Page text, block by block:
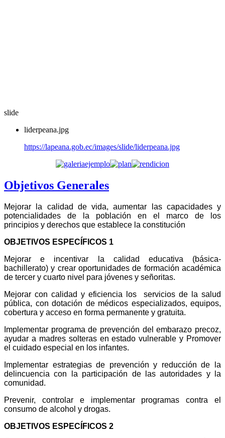
slide
liderpeana.jpg
https://lapeana.gob.ec/images/slide/liderpeana.jpg
Objetivos Generales
Mejorar la calidad de vida, aumentar las capacidades y
potencialidades de la población en el marco de los
principios y derechos que establece la constitución
OBJETIVOS ESPECÍFICOS 1
Mejorar e incentivar la calidad educativa (básica-
bachillerato) y crear oportunidades de formación académica
de tercer y cuarto nivel para jóvenes y señoritas.
Mejorar con calidad y eficiencia los servicios de la salud
pública, con dotación de médicos especializados, equipos,
cobertura y acceso en forma permanente y gratuita.
Implementar programa de prevención del embarazo precoz,
ayudar a madres solteras en estado vulnerable y Promover
el cuidado especial en los infantes.
Implementar estrategias de prevención y reducción de la
delincuencia con la participación de las autoridades y la
comunidad.
Prevenir, controlar e implementar programas contra el
consumo de alcohol y drogas.
OBJETIVOS ESPECÍFICOS 2